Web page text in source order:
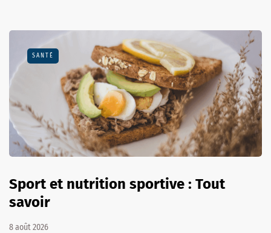
SANTÉ
Sport et nutrition sportive : Tout
savoir
8 août 2026